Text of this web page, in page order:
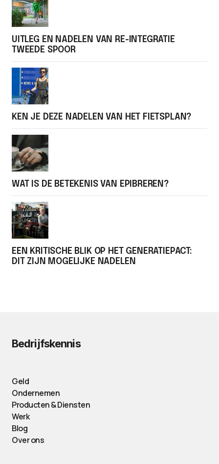
UITLEG EN NADELEN VAN RE-INTEGRATIE
TWEEDE SPOOR
KEN JE DEZE NADELEN VAN HET FIETSPLAN?
WAT IS DE BETEKENIS VAN EPIBREREN?
EEN KRITISCHE BLIK OP HET GENERATIEPACT:
DIT ZIJN MOGELIJKE NADELEN
Bedrijfskennis
Geld
Ondernemen
Producten & Diensten
Werk
Blog
Over ons